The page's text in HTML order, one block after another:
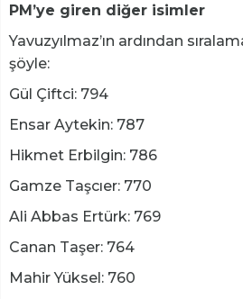
PM’ye giren diğer isimler
Yavuzyılmaz’ın ardından
şöyle:
Gül Çiftci: 794
Ensar Aytekin: 787
Hikmet Erbilgin: 786
Gamze Taşcıer: 770
Ali Abbas Ertürk: 769
Canan Taşer: 764
Mahir Yüksel: 760